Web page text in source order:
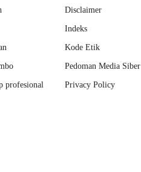
profesional
Disclaimer
Indeks
Kode Etik
Pedoman Media Siber
Privacy Policy